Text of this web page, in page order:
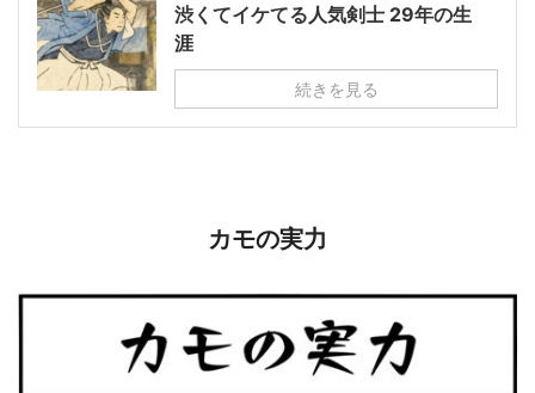
渋くてイケてる人気剣士 29年の生
涯
続きを見る
カモの実力